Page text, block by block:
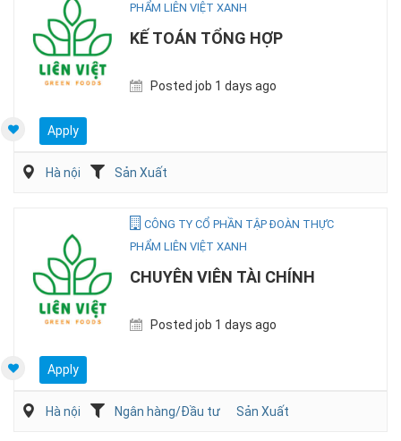
PHẨM LIÊN VIỆT XANH
KẾ TOÁN TỔNG HỢP
Posted job 1 days ago
Apply
Hà nội Sản Xuất
CÔNG TY CỔ PHẦN TẬP ĐOÀN THỰC
PHẨM LIÊN VIỆT XANH
CHUYÊN VIÊN TÀI CHÍNH
Posted job 1 days ago
Apply
Hà nội Ngân hàng/Đầu tư Sản Xuất